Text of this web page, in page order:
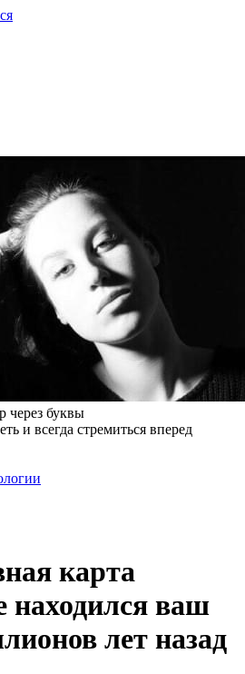
через буквы
и всегда стремиться вперед
карта
находился ваш
лет назад